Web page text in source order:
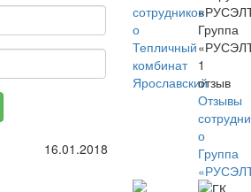
16.01.2018
сотрудников
о
Тепличный
комбинат
Ярославский
Группа
1
отзыв
Отзывы
о
Группа